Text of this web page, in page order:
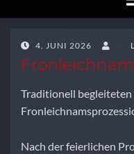
POSTED
ON
4. JUNI 2026
Fronleichnam
Traditionell begleiteten
Nach der feierlichen